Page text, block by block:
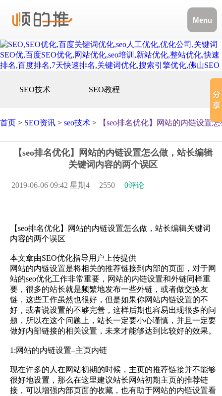
Menu
SEO技术 SEO教程
首页 > SEO资讯 > seo技术 > 【seo排名优化】网站的内链设置
【seo排名优化】网站的内链设置怎么做，站长编辑
关键词内容的两个误区
2019-06-06 09:42 星期4 2550 0评论
【seo排名优化】网站的内链设置怎么做，站长编辑关键词
内容的两个误区
本文章由SEO优化指导用户上传提供
网站的内链设置是将相关的推荐链接到内部的页面，对于网
站的seo优化工作非常重要，网站的内链设置和外链同样重
要，很多的站长就是频繁地发布一些外链，或者做交换友
链，这些工作虽然也很好，但是如果你网站内链设置的不
好，或者说设置的不够完善，这样后期也容易出现很多的问
题，所以在这个问题上，站长一定要小心谨慎，并且一定要
做好内部链接的相关设置，未来才能够达到比较好的效果。
1:网站的内链设置–主页内链
现在许多的人在网站初期的时候，主页的推荐链接并不能够
很好地设置，那么在这里建议站长网站初期主页的推荐链
接，可以增强内部页面的收藏，也有助于网站的内链设置看